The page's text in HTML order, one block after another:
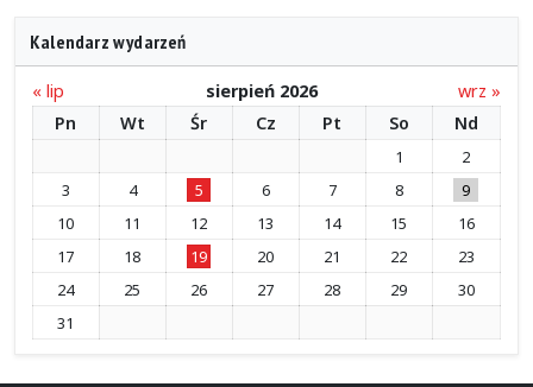
Kalendarz wydarzeń
« lip sierpień 2026
wrz »
Pn
Wt Śr Cz Pt So Nd
1
2
3
4 5 6 7 8
9
10
11 12 13 14 15
16
17
18 19 20 21 22
23
24
25 26 27 28 29
30
31